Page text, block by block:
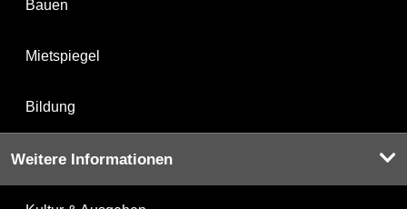
Bauen
Mietspiegel
Bildung
Weitere Informationen